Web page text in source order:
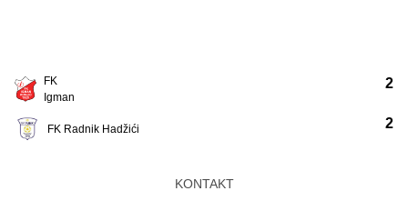
FK
Igman
FK Radnik Hadžići
2
2
KONTAKT